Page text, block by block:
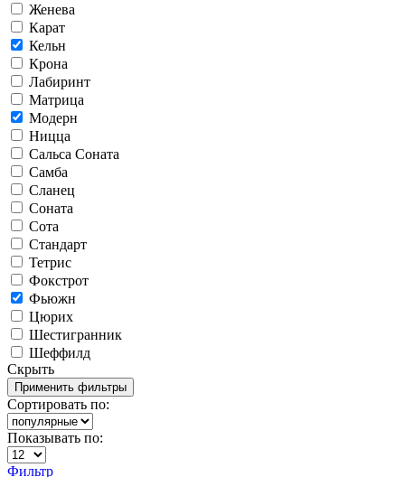
Женева
Карат
Кельн
Крона
Лабиринт
Матрица
Модерн
Ницца
Сальса Соната
Самба
Сланец
Соната
Сота
Стандарт
Тетрис
Фокстрот
Фьюжн
Цюрих
Шестигранник
Шеффилд
Скрыть
Сортировать по:
Показывать по:
Фильтр